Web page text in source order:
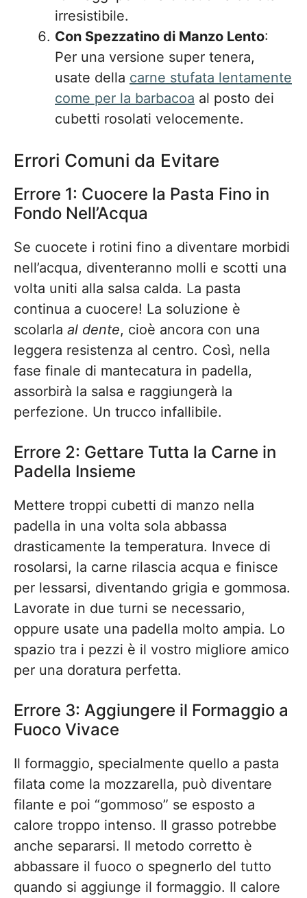
irresistibile.
Con Spezzatino di Manzo Lento:
Per una versione super tenera,
usate della carne stufata lentamente
come per la barbacoa al posto dei
cubetti rosolati velocemente.
Errori Comuni da Evitare
Errore 1: Cuocere la Pasta Fino in
Fondo Nell’Acqua
Se cuocete i rotini fino a diventare morbidi
nell’acqua, diventeranno molli e scotti una
volta uniti alla salsa calda. La pasta
continua a cuocere! La soluzione è
scolarla al dente, cioè ancora con una
leggera resistenza al centro. Così, nella
fase finale di mantecatura in padella,
assorbirà la salsa e raggiungerà la
perfezione. Un trucco infallibile.
Errore 2: Gettare Tutta la Carne in
Padella Insieme
Mettere troppi cubetti di manzo nella
padella in una volta sola abbassa
drasticamente la temperatura. Invece di
rosolarsi, la carne rilascia acqua e finisce
per lessarsi, diventando grigia e gommosa.
Lavorate in due turni se necessario,
oppure usate una padella molto ampia. Lo
spazio tra i pezzi è il vostro migliore amico
per una doratura perfetta.
Errore 3: Aggiungere il Formaggio a
Fuoco Vivace
Il formaggio, specialmente quello a pasta
filata come la mozzarella, può diventare
filante e poi “gommoso” se esposto a
calore troppo intenso. Il grasso potrebbe
anche separarsi. Il metodo corretto è
abbassare il fuoco o spegnerlo del tutto
quando si aggiunge il formaggio. Il calore